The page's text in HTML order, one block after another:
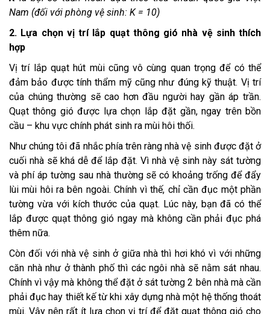
Nam (đối với phòng vệ sinh: K = 10)
2. Lựa chọn vị trí lắp quạt thông gió nhà vệ sinh thích
hợp
Vị trí lắp quạt hút mùi cũng vô cùng quan trọng để có thể
đảm bảo được tính thẩm mỹ cũng như đúng kỹ thuật. Vị trí
của chúng thường sẽ cao hơn đầu người hay gần áp trần.
Quạt thông gió được lựa chọn lắp đặt gần, ngay trên bồn
cầu – khu vực chính phát sinh ra mùi hôi thối.
Như chúng tôi đã nhắc phía trên ràng nhà vệ sinh được đặt ở
cuối nhà sẽ khá dễ để lắp đặt. Vì nhà vệ sinh này sát tường
và phí áp tường sau nhà thường sẽ có khoảng trống để đẩy
lùi mùi hôi ra bên ngoài. Chính vì thế, chỉ cần đục một phần
tường vừa với kích thước của quạt. Lúc này, bạn đã có thể
lắp được quạt thông gió ngay mà không cần phải đục phá
thêm nữa.
Còn đối với nhà vệ sinh ở giữa nhà thì hơi khó vì với những
căn nhà như ở thành phố thì các ngôi nhà sẽ nằm sát nhau.
Chính vì vậy mà không thể đặt ở sát tường 2 bên nhà mà cần
phải đục hay thiết kế từ khi xây dựng nhà một hệ thống thoát
mùi. Vậy nên rất ít lựa chọn vị trí để đặt quạt thông gió cho